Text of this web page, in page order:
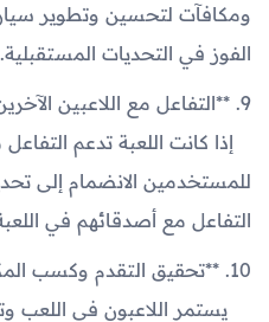
ومكافآت لتحسين وتطوير
الفوز في التحديات المستقبلية.
9. **التفاعل مع اللاعبين الآخرين:**
إذا كانت اللعبة تدعم
للمستخدمين الانضمام إلى
التفاعل مع أصدقائهم في
10. **تحقيق التقدم وكسب المكافآت:**
يستمر اللاعبون في اللعب